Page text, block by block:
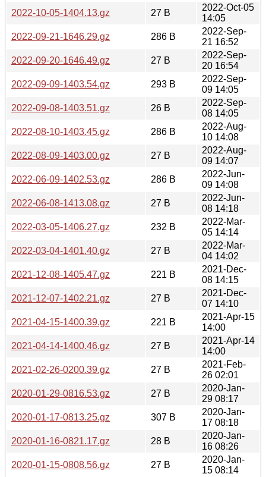
2022-10-05-1404.13.gz
27 B
2022-Oct-05
14:05
2022-09-21-1646.29.gz
286 B
2022-Sep-
21 16:52
2022-09-20-1646.49.gz
27 B
2022-Sep-
20 16:54
2022-09-09-1403.54.gz
293 B
2022-Sep-
09 14:05
2022-09-08-1403.51.gz
26 B
2022-Sep-
08 14:05
2022-08-10-1403.45.gz
286 B
2022-Aug-
10 14:08
2022-08-09-1403.00.gz
27 B
2022-Aug-
09 14:07
2022-06-09-1402.53.gz
286 B
2022-Jun-
09 14:08
2022-06-08-1413.08.gz
27 B
2022-Jun-
08 14:18
2022-03-05-1406.27.gz
232 B
2022-Mar-
05 14:14
2022-03-04-1401.40.gz
27 B
2022-Mar-
04 14:02
2021-12-08-1405.47.gz
221 B
2021-Dec-
08 14:15
2021-12-07-1402.21.gz
27 B
2021-Dec-
07 14:10
2021-04-15-1400.39.gz
221 B
2021-Apr-15
14:00
2021-04-14-1400.46.gz
27 B
2021-Apr-14
14:00
2021-02-26-0200.39.gz
27 B
2021-Feb-
26 02:01
2020-01-29-0816.53.gz
27 B
2020-Jan-
29 08:17
2020-01-17-0813.25.gz
307 B
2020-Jan-
17 08:18
2020-01-16-0821.17.gz
28 B
2020-Jan-
16 08:26
2020-01-15-0808.56.gz
27 B
2020-Jan-
15 08:14